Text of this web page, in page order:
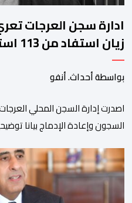
ادارة سجن العرجات
زيان استفاد من 113 استشارة و50 فحصا طبيا
بواسطة أحداث. أنفو
السجون وإعادة الإدماج بيانا
زيان، المعتقل بالمؤسسة ذاتها،
والمعطيات الدقيقة.واوضحت
بالأمر يستفيد منذ إيداعه من